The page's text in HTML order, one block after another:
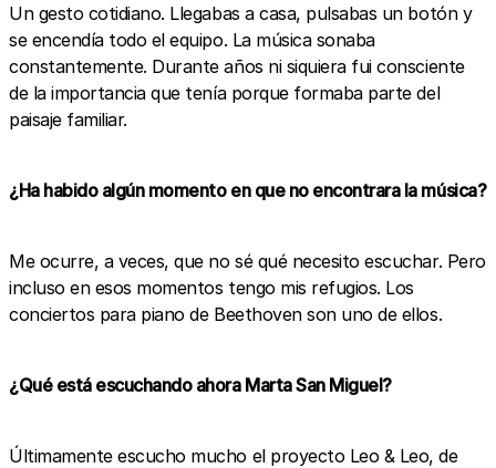
Un gesto cotidiano. Llegabas a casa, pulsabas un botón y
se encendía todo el equipo. La música sonaba
constantemente. Durante años ni siquiera fui consciente
de la importancia que tenía porque formaba parte del
paisaje familiar.
¿Ha habido algún momento en que no encontrara la música?
Me ocurre, a veces, que no sé qué necesito escuchar. Pero
incluso en esos momentos tengo mis refugios. Los
conciertos para piano de Beethoven son uno de ellos.
¿Qué está escuchando ahora Marta San Miguel?
Últimamente escucho mucho el proyecto Leo & Leo, de